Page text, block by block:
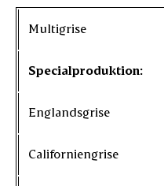
Multigrise
Specialproduktion:
Englandsgrise
Californiengrise